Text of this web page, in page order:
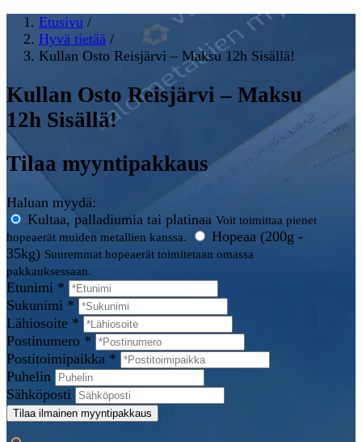
Etusivu /
Hyvä tietää /
Kullan Osto Reisjärvi – Maksu 12h Sisällä!
Kullan Osto Reisjärvi – Maksu
12h Sisällä!
Tilaa myyntipakkaus
Haluan myydä:
Kultaa, palladiumia tai platinaa Voit toimittaa pienet
hopeaerät muiden metallien kanssa.
Hopeaa (200g -
35kg) Suuremmat hopeaerät toimitetaan omassa
pakkauksessaan.
Etunimi *
Sukunimi *
Lähiosoite *
Postinumero *
Postitoimipaikka *
Puhelin
Sähköposti
Tilaa ilmainen myyntipakkaus